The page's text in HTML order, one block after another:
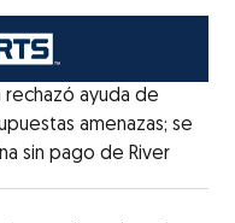
rechazó ayuda de
amenazas; se
sin pago de RiverOpens